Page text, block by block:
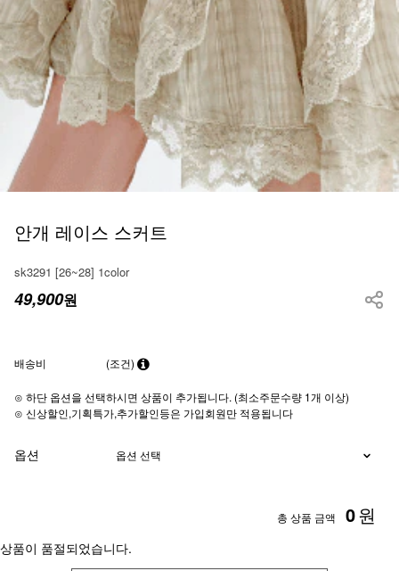
안개 레이스 스커트
sk3291 [26~28] 1color
49,900원
배송비 (조건)
⊙ 하단 옵션을 선택하시면 상품이 추가됩니다. (최소주문수량 1개 이상)
⊙ 신상할인,기획특가,추가할인등은 가입회원만 적용됩니다
옵션
총 상품 금액 0원
상품이 품절되었습니다.